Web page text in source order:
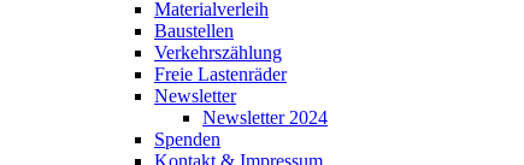
Materialverleih
Baustellen
Verkehrszählung
Freie Lastenräder
Newsletter
Newsletter 2024
Spenden
Kontakt & Impressum